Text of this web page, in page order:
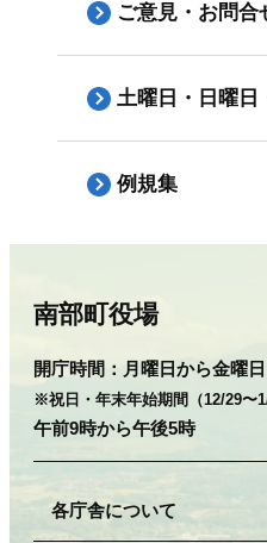
ご意見・お問合
土曜日・日曜日
例規集
南部町役場
開庁時間： 月曜日から金曜日
※祝日・年末年始期間（12/29〜
午前9時から午後5時
各庁舎について